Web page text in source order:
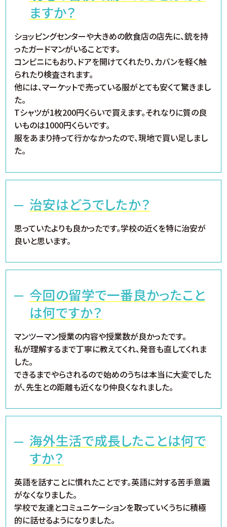
ますか？
ショッピングセンターや大きめの飲食店の店先に、銃を持
ったガードマンがいることです。
コンビニにもおり、ドアを開けてくれたり、カバンを軽く触
られたり検査されます。
他には、マーケットで売っている服がとても安くて驚きまし
た。
Tシャツが1枚200円くらいで買えます。それなりに質の良
いものは1000円くらいです。
服をあまり持って行かなかったので、現地で買い足しまし
た。
治安はどうでしたか？
思っていたよりも良かったです。学校の近くを特に治安が
良いと思います。
今回の留学で一番良かったこと
は何ですか？
マンツーマン授業の内容や授業数が良かったです。
私が理解するまで丁寧に教えてくれ、発音も直してくれま
した。
できるまでやらされるので始めのうちは本当に大変でした
が、先生との距離も近くなり仲良くなれました。
海外生活で成長したことは何で
すか？
英語を話すことに慣れたことです。英語に対する苦手意識
がなくなりました。
学校で友達とコミュニケーションを取っていくうちに積極
的に話せるようになりました。